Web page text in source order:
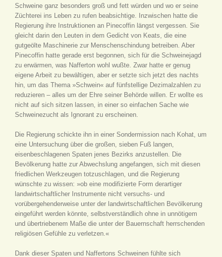
Schweine ganz besonders groß und fett würden und wo er seine
Züchterei ins Leben zu rufen beabsichtige. Inzwischen hatte die
Regierung ihre Instruktionen an Pinecoffin längst vergessen. Sie
gleicht darin den Leuten in dem Gedicht von Keats, die eine
gutgeölte Maschinerie zur Menschenschindung betreiben. Aber
Pinecoffin hatte gerade erst begonnen, sich für die Schweinejagd
zu erwärmen, was Nafferton wohl wußte. Zwar hatte er genug
eigene Arbeit zu bewältigen, aber er setzte sich jetzt des nachts
hin, um das Thema »Schwein« auf fünfstellige Dezimalzahlen zu
reduzieren – alles um der Ehre seiner Behörde willen. Er wollte es
nicht auf sich sitzen lassen, in einer so einfachen Sache wie
Schweinezucht als Ignorant zu erscheinen.
Die Regierung schickte ihn in einer Sondermission nach Kohat, um
eine Untersuchung über die großen, sieben Fuß langen,
eisenbeschlagenen Spaten jenes Bezirks anzustellen. Die
Bevölkerung hatte zur Abwechslung angefangen, sich mit diesen
friedlichen Werkzeugen totzuschlagen, und die Regierung
wünschte zu wissen: »ob eine modifizierte Form derartiger
landwirtschaftlicher Instrumente nicht versuchs- und
vorübergehenderweise unter der landwirtschaftlichen Bevölkerung
eingeführt werden könnte, selbstverständlich ohne in unnötigem
und übertriebenem Maße die unter der Bauernschaft herrschenden
religiösen Gefühle zu verletzen.«
Dank dieser Spaten und Naffertons Schweinen fühlte sich